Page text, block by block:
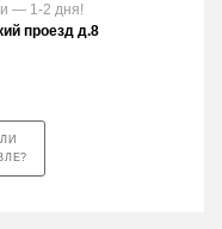
— 1-2 дня!
проезд д.8